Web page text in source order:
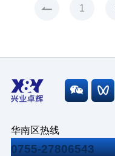
面推进海外市场的实
1
华南区热线
0755-27806543